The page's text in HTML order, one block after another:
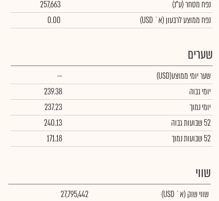
נפח מסחר(ע"נ)
257,663
נפח ממוצע לרבעון (א` USD)
0.00
שערים
שער יומי ממוצע(USD)
--
יומי גבוה
239.38
יומי נמוך
237.23
52 שבועות גבוה
240.13
52 שבועות נמוך
171.18
שווי
שווי שוק (א` USD)
27,795,442